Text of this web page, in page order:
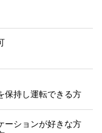
保持し運転できる方
ーションが好きな方